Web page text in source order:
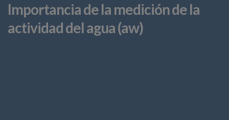
Importancia de la medición de la
actividad del agua (aw)